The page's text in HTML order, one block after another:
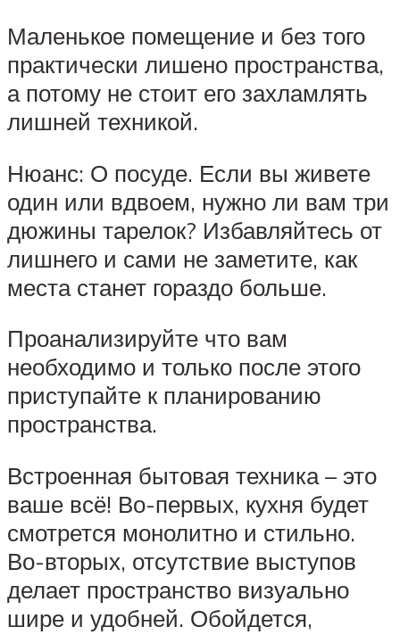
Маленькое помещение и без того
практически лишено пространства,
а потому не стоит его захламлять
лишней техникой.
Нюанс: О посуде. Если вы живете
один или вдвоем, нужно ли вам три
дюжины тарелок? Избавляйтесь от
лишнего и сами не заметите, как
места станет гораздо больше.
Проанализируйте что вам
необходимо и только после этого
приступайте к планированию
пространства.
Встроенная бытовая техника – это
ваше всё! Во-первых, кухня будет
смотрется монолитно и стильно.
Во-вторых, отсутствие выступов
делает пространство визуально
шире и удобней. Обойдется,